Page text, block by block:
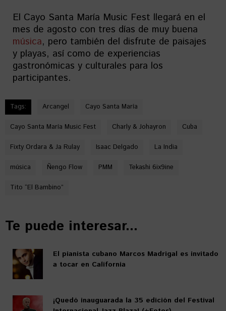
El Cayo Santa María Music Fest llegará en el
mes de agosto con tres días de muy buena
música, pero también del disfrute de paisajes
y playas, así como de experiencias
gastronómicas y culturales para los
participantes.
Tags: Arcangel Cayo Santa María
Cayo Santa María Music Fest Charly & Johayron Cuba
Fixty Ordara & Ja Rulay Isaac Delgado La India
música Ñengo Flow PMM Tekashi 6ix9ine
Tito “El Bambino”
Te puede interesar...
El pianista cubano Marcos Madrigal es invitado
a tocar en California
¡Quedó inauguarada la 35 edición del Festival